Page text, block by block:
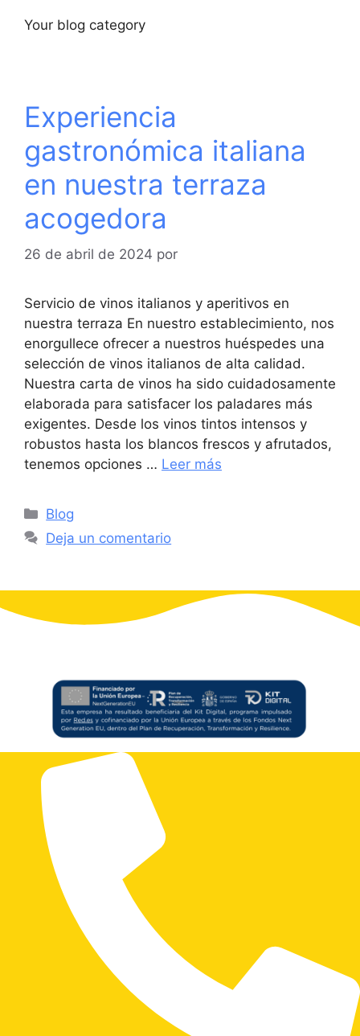
Your blog category
Experiencia
gastronómica italiana
en nuestra terraza
acogedora
26 de abril de 2024 por
Servicio de vinos italianos y aperitivos en
nuestra terraza En nuestro establecimiento, nos
enorgullece ofrecer a nuestros huéspedes una
selección de vinos italianos de alta calidad.
Nuestra carta de vinos ha sido cuidadosamente
elaborada para satisfacer los paladares más
exigentes. Desde los vinos tintos intensos y
robustos hasta los blancos frescos y afrutados,
tenemos opciones … Leer más
Categorías
Blog
Deja un comentario